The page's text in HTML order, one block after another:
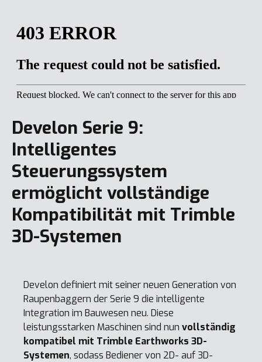
Develon Serie 9:
Intelligentes
Steuerungssystem
ermöglicht vollständige
Kompatibilität mit Trimble
3D-Systemen
Develon definiert mit seiner neuen Generation von
Raupenbaggern der Serie 9 die intelligente
Integration im Bauwesen neu. Diese
leistungsstarken Maschinen sind nun vollständig
kompatibel mit Trimble Earthworks 3D-
Systemen, sodass Bediener von 2D- auf 3D-